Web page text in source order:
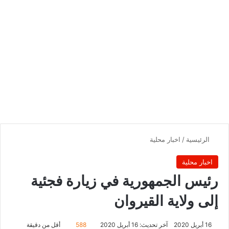
الرئيسية / اخبار محلية
اخبار محلية
رئيس الجمهورية في زيارة فجئية
إلى ولاية القيروان
16 أبريل 2020 آخر تحديث: 16 أبريل 2020 588 أقل من دقيقة